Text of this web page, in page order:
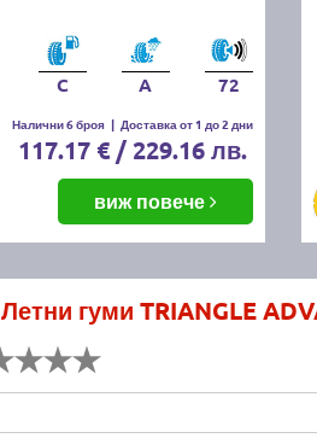
C A 72
Налични 6 броя | Доставка от 1 до 2 дни
117.17 € / 229.16 лв.
виж повече
Летни гуми TRIANGLE